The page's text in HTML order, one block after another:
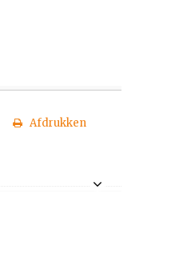
Afdrukken